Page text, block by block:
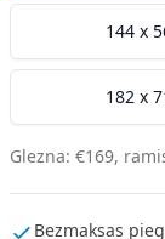
144 x
182 x
Glezna: €169,
Bezmaksas